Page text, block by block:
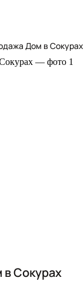
Дом в Сокурах
Сокурах